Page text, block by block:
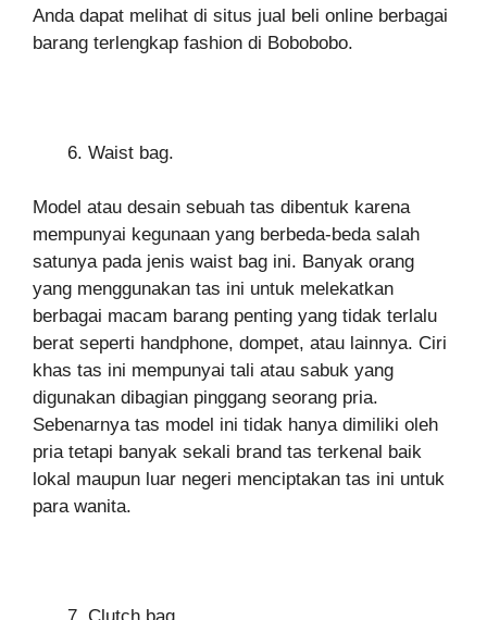
Anda dapat melihat di situs jual beli online berbagai
barang terlengkap fashion di Bobobobo.
Waist bag.
Model atau desain sebuah tas dibentuk karena
mempunyai kegunaan yang berbeda-beda salah
satunya pada jenis waist bag ini. Banyak orang
yang menggunakan tas ini untuk melekatkan
berbagai macam barang penting yang tidak terlalu
berat seperti handphone, dompet, atau lainnya. Ciri
khas tas ini mempunyai tali atau sabuk yang
digunakan dibagian pinggang seorang pria.
Sebenarnya tas model ini tidak hanya dimiliki oleh
pria tetapi banyak sekali brand tas terkenal baik
lokal maupun luar negeri menciptakan tas ini untuk
para wanita.